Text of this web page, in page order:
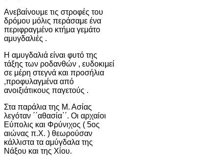
Ανεβαίνουμε τις στροφές του
δρόμου μόλις περάσαμε ένα
περιφραγμένο κτήμα γεμάτο
αμυγδαλιές .
Η αμυγδαλιά είναι φυτό της
τάξης των ροδανθών , ευδοκιμεί
σε μέρη στεγνά και προσήλια
,προφυλαγμένα από
ανοιξιάτικους παγετούς .
Στα παράλια της Μ. Ασίας
λεγόταν ΄΄αθασία΄΄. Οι αρχαίοι
Εύπολις και Φρύνιχος ( 5ος
αιώνας π.Χ. ) θεωρούσαν
κάλλιστα τα αμύγδαλα της
Νάξου και της Χίου.